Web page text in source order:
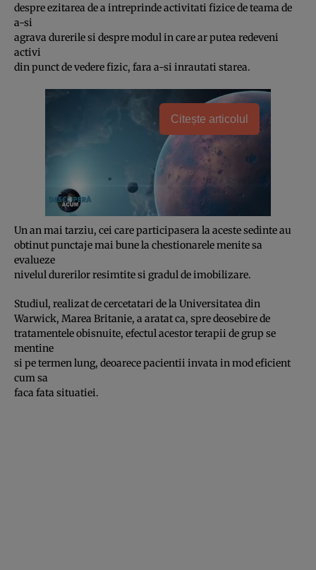
despre ezitarea de a intreprinde activitati fizice de teama de
a-si
agrava durerile si despre modul in care ar putea redeveni
activi
din punct de vedere fizic, fara a-si inrautati starea.
Citește articolul
Un an mai tarziu, cei care participasera la aceste sedinte au
obtinut punctaje mai bune la chestionarele menite sa
evalueze
nivelul durerilor resimtite si gradul de imobilizare.
Studiul, realizat de cercetatari de la Universitatea din
Warwick, Marea Britanie, a aratat ca, spre deosebire de
tratamentele obisnuite, efectul acestor terapii de grup se
mentine
si pe termen lung, deoarece pacientii invata in mod eficient
cum sa
faca fata situatiei.